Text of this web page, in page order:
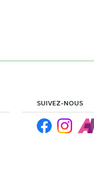
SUIVEZ-NOUS